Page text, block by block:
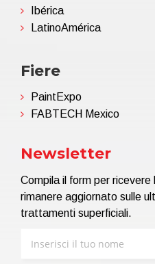
Ibérica
LatinoAmérica
Fiere
PaintExpo
FABTECH Mexico
Newsletter
Compila il form per
rimanere aggiornato sulle
trattamenti superficiali.